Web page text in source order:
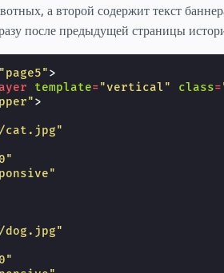
а второй содержит текст
после предыдущей страницы
"page5">
template="vertical" class=
>
cat.jpg"
dog.jpg"